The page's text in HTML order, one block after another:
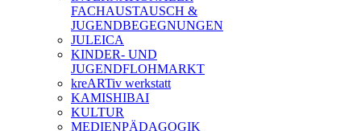
FACHAUSTAUSCH &
JUGENDBEGEGNUNGEN
JULEICA
KINDER- UND
JUGENDFLOHMARKT
kreARTiv werkstatt
KAMISHIBAI
KULTUR
MEDIENPÄDAGOGIK